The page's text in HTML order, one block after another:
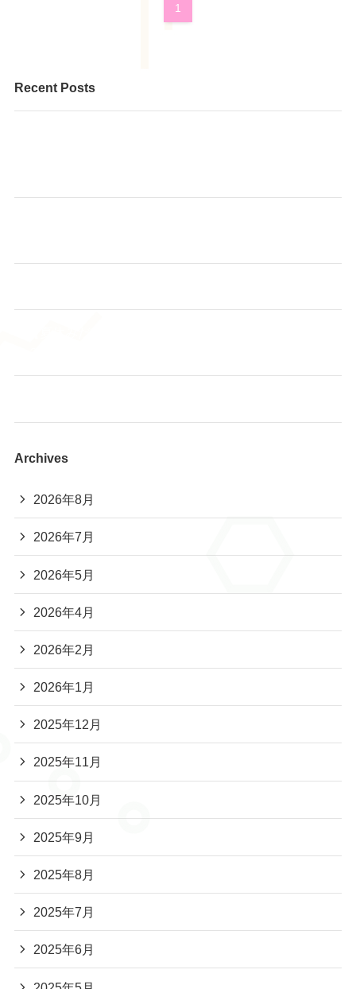
1
Recent Posts
Archives
2026年8月
2026年7月
2026年5月
2026年4月
2026年2月
2026年1月
2025年12月
2025年11月
2025年10月
2025年9月
2025年8月
2025年7月
2025年6月